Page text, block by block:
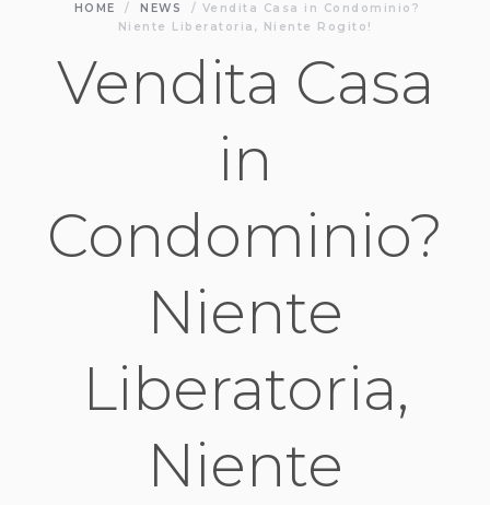
HOME / NEWS / Vendita Casa in Condominio?
Niente Liberatoria, Niente Rogito!
Vendita Casa
in
Condominio?
Niente
Liberatoria,
Niente